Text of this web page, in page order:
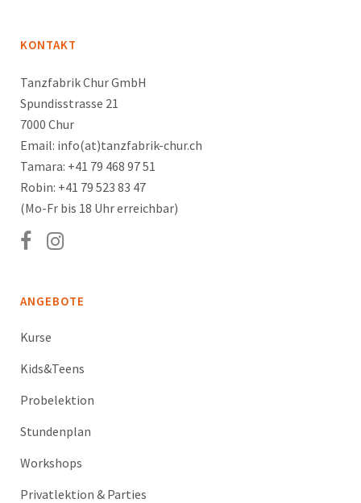
KONTAKT
Tanzfabrik Chur GmbH
Spundisstrasse 21
7000 Chur
Email: info(at)tanzfabrik-chur.ch
Tamara: +41 79 468 97 51
Robin: +41 79 523 83 47
(Mo-Fr bis 18 Uhr erreichbar)
ANGEBOTE
Kurse
Kids&Teens
Probelektion
Stundenplan
Workshops
Privatlektion & Parties